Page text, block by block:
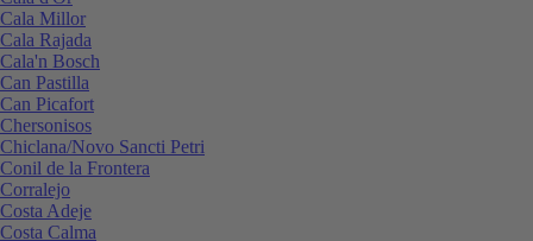
Cala Millor
Cala Rajada
Cala'n Bosch
Can Pastilla
Can Picafort
Chersonisos
Chiclana/Novo Sancti Petri
Conil de la Frontera
Corralejo
Costa Adeje
Costa Calma